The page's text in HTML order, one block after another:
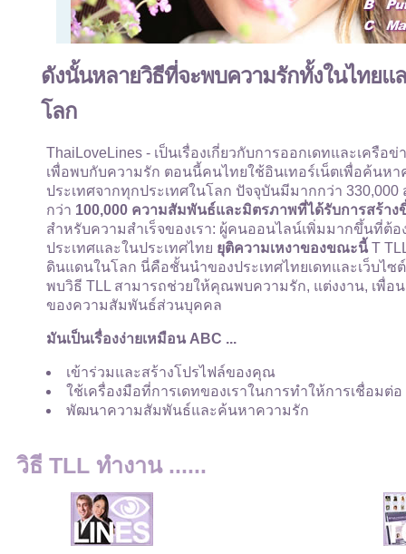
ดังนั้นหลายวิธีที่จะพบความรักทั้งในไทยแ
โลก
ThaiLoveLines - เป็นเรื่องเกี่ยวกับการออกเดทและเครือ
เพื่อพบกับความรัก ตอนนี้คนไทยใช้อินเทอร์เน็ตเพื่อค้นห
ประเทศจากทุกประเทศในโลก ปัจจุบันมีมากกว่า
กว่า 100,000 ความสัมพันธ์และมิตรภาพที่ได้รับการสร้าง
สำหรับความสำเร็จของเรา: ผู้คนออนไลน์เพิ่มมากขึ้นที่ต้
ประเทศและในประเทศไทย ยุติความเหงาของขณะนี้T
ดินแดนในโลก นี่คือชั้นนำของประเทศไทยเดทและเว็บไ
พบวิธี TLL สามารถช่วยให้คุณพบความรัก, แต่งงาน, เพื่อน
ของความสัมพันธ์ส่วนบุคคล
มันเป็นเรื่องง่ายเหมือน ABC ...
เข้าร่วมและสร้างโปรไฟล์ของคุณ
ใช้เครื่องมือที่การเดทของเราในการทำให้การเชื่อมต่อ
พัฒนาความสัมพันธ์และค้นหาความรัก
วิธี TLL ทำงาน ......